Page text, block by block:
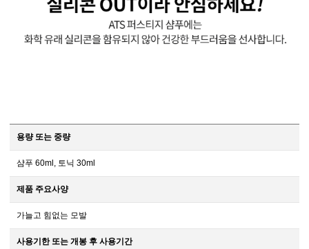
용량 또는 중량
샴푸 60ml, 토닉 30ml
제품 주요사양
가늘고 힘없는 모발
사용기한 또는 개봉 후 사용기간